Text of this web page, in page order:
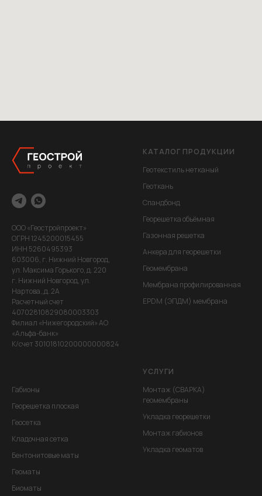
ООО «Геостройпроект»
ОГРН 1245200015455
ИНН 5260495393
603006, г. Нижний Новгород,
ул. Максима Горького, д. 220
г. Нижний Новгород, ул.
Нартова,,д. 2А
Расчетный счет
40702810829080003303
Филиал «Нижегородский» АО
«Альфа-банк»
К/счет 30101810200000000824
КАТАЛОГ ПРОДУКЦИИ
Геотекстиль нетканый
Геоткань
Спандбонд
Георешетка объёмная
Газонная решетка
Анкера для георешетки
Геомембрана
Мембрана профилированная
EPDM (ЭПДМ) мембрана
Габионы
Георешетка плоская
Геосетка
Кладочная сетка
Бентонитовые маты
Геоматы
Биоматы
УСЛУГИ
Монтаж (СВАРКА)
геомембраны
Укладка георешетки
Монтаж габионов
Укладка геоматов